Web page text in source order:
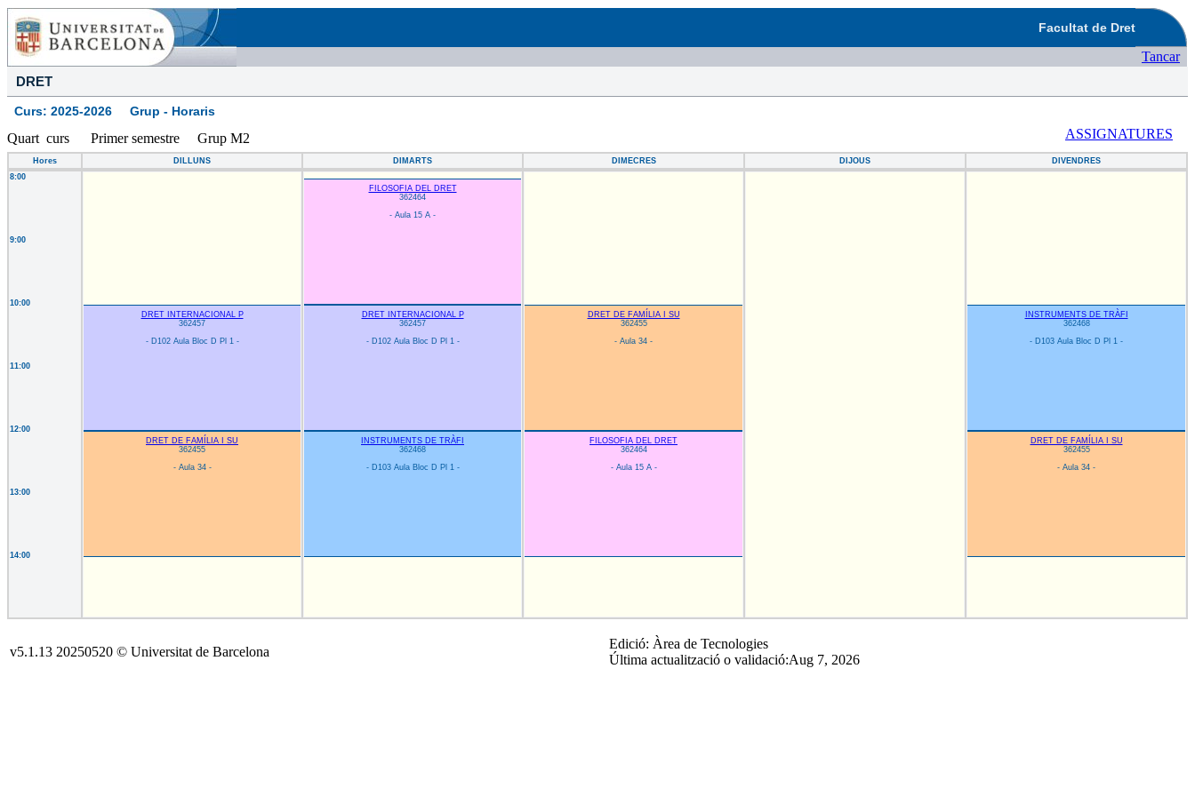
Facultat de Dret
Tancar
DRET
Curs: 2025-2026 Grup - Horaris
Quart curs Primer semestre Grup M2 ASSIGNATURES
Hores DILLUNS DIMARTS DIMECRES DIJOUS
DIVENDRES
8:00
9:00
10:00
11:00
12:00
13:00
14:00
DRET INTERNACIONAL P
362457
- D102 Aula Bloc D Pl 1 -
DRET DE FAMÍLIA I SU
362455
- Aula 34 -
DRET INTERNACIONAL P
362457
- D102 Aula Bloc D Pl 1 -
FILOSOFIA DEL DRET
362464
- Aula 15 A -
INSTRUMENTS DE TRÀFI
362468
- D103 Aula Bloc D Pl 1 -
DRET DE FAMÍLIA I SU
362455
- Aula 34 -
FILOSOFIA DEL DRET
362464
- Aula 15 A -
DRET DE FAMÍLIA I SU
362455
- Aula 34 -
INSTRUMENTS DE TRÀFI
362468
- D103 Aula Bloc D Pl 1 -
v5.1.13 20250520 © Universitat de Barcelona
Edició: Àrea de Tecnologies
Última actualització o validació:Aug 7, 2026